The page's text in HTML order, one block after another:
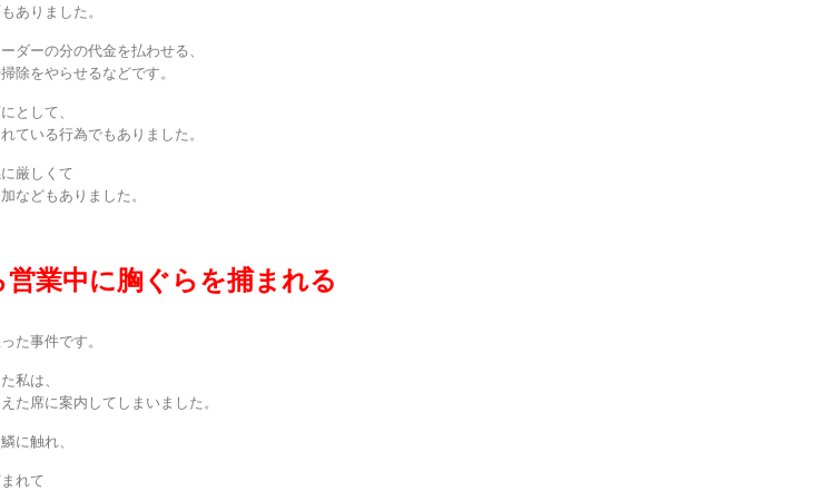
ありました。
ダーの分の代金を払わせる、
除をやらせるなどです。
として、
ている行為でもありました。
厳しくて
などもありました。
営業中に胸ぐらを捕まれる
た事件です。
私は、
た席に案内してしまいました。
に触れ、
れて